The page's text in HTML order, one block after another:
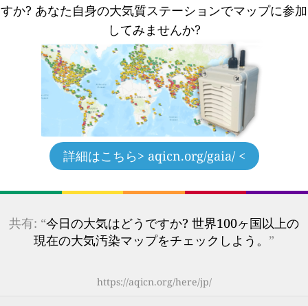
すか? あなた自身の大気質ステーションでマップに参加
してみませんか?
詳細はこちら> aqicn.org/gaia/ <
共有: “今日の大気はどうですか? 世界100ヶ国以上の
現在の大気汚染マップをチェックしよう。 ”
https://aqicn.org/here/jp/